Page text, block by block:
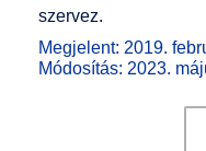
szervez.
Megjelent: 2019.
Módosítás: 2023.